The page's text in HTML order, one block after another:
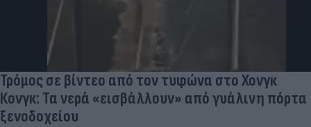
Τρόμος σε βίντεο από τον τυφώνα στο Χονγκ
Κονγκ: Τα νερά «εισβάλλουν» από γυάλινη πόρτα
ξενοδοχείου